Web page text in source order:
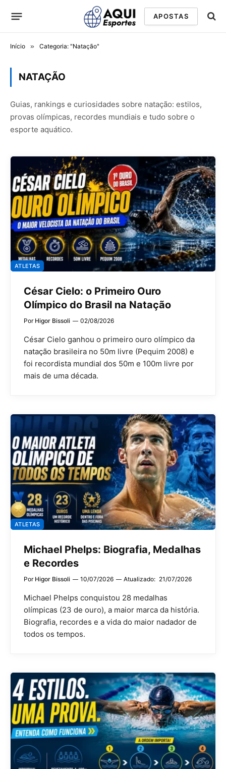
APOSTAS
Início » Categoria: "Natação"
NATAÇÃO
Guias, rankings e curiosidades sobre natação: estilos,
provas olímpicas, recordes mundiais e tudo sobre o
esporte aquático.
ATLETAS
César Cielo: o Primeiro Ouro
Olímpico do Brasil na Natação
Por Higor Bissoli 02/08/2026
César Cielo ganhou o primeiro ouro olímpico da
natação brasileira no 50m livre (Pequim 2008) e
foi recordista mundial dos 50m e 100m livre por
mais de uma década.
ATLETAS
Michael Phelps: Biografia, Medalhas
e Recordes
Por Higor Bissoli 10/07/2026 Atualizado: 21/07/2026
Michael Phelps conquistou 28 medalhas
olímpicas (23 de ouro), a maior marca da história.
Biografia, recordes e a vida do maior nadador de
todos os tempos.